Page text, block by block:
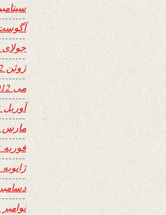
سپتامبر 2012
آگوست
جولای 2012
ژوئن 2012
می 2012
آوریل 2012
مارس 2012
فوریه 2012
ژانویه 2012
دسامبر 2011
نوامبر 2011